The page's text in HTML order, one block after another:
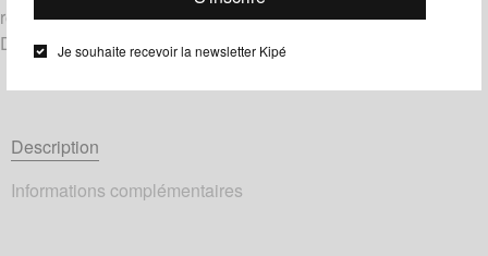
Je souhaite recevoir la newsletter Kipé
romantique tout en vous protègeant des premières fraicheurs.
Découvrez les bandeaux croisés associés.
Description
Informations complémentaires